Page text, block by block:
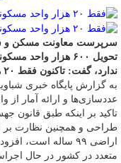
سرپرست معاونت مسکن و
تحویل ۶۰۰ هزار
ندارد، گفت: تاکنون فقط ۲۰ هزار واحد مسکونی حمایتی تحویل شده است.
به گزارش پایگاه خبری
عددسازی‌ها و ارائه آمار
تاکید بر اینکه طبق قانون
طراحی و همچنین نظارت بر
اراضی ۹۹ ساله
متعدد در کشور در حال